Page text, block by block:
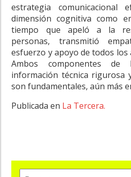
estrategia comunicacional
dimensión cognitiva como
tiempo que apeló a la
personas, transmitió
esfuerzo y apoyo de todos los
Ambos componentes de
información técnica rigurosa
son fundamentales, aún más
Publicada en La Tercera.